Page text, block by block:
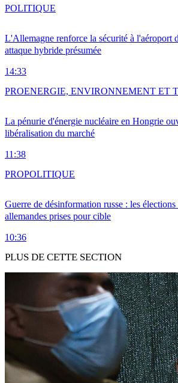
L'Allemagne renforce la sécurité à l'aéroport
attaque hybride présumée
14:33
POLITIQUE
La pénurie d'énergie nucléaire en Hongrie
libéralisation du marché
11:38
PROENERGIE, ENVIRONNEMENT ET
Guerre de désinformation russe : les
allemandes prises pour cible
10:36
PROPOLITIQUE
PLUS DE CETTE SECTION